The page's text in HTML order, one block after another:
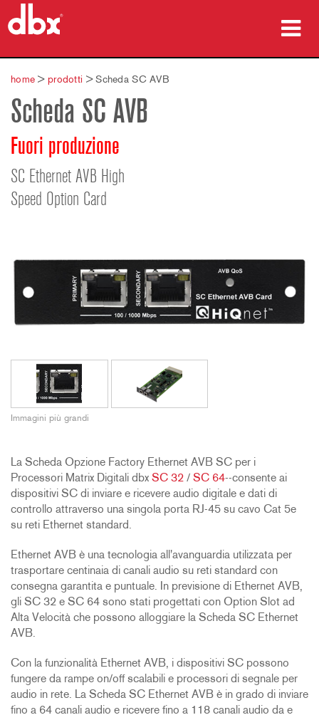
prodotti
Casi di studio
dove acquistare
formazione
supporto
Lingua/Regione
home >prodotti >Scheda SC AVB
Scheda SC AVB
Fuori produzione
SC Ethernet AVB High
Speed Option Card
Immagini più grandi
La Scheda Opzione Factory Ethernet AVB SC per i
Processori Matrix Digitali dbx SC 32 / SC 64--consente ai
dispositivi SC di inviare e ricevere audio digitale e dati di
controllo attraverso una singola porta RJ-45 su cavo Cat 5e
su reti Ethernet standard.
Ethernet AVB è una tecnologia all'avanguardia utilizzata per
trasportare centinaia di canali audio su reti standard con
consegna garantita e puntuale. In previsione di Ethernet AVB,
gli SC 32 e SC 64 sono stati progettati con Option Slot ad
Alta Velocità che possono alloggiare la Scheda SC Ethernet
AVB.
Con la funzionalità Ethernet AVB, i dispositivi SC possono
fungere da rampe on/off scalabili e processori di segnale per
audio in rete. La Scheda SC Ethernet AVB è in grado di inviare
fino a 64 canali audio e ricevere fino a 118 canali audio da e